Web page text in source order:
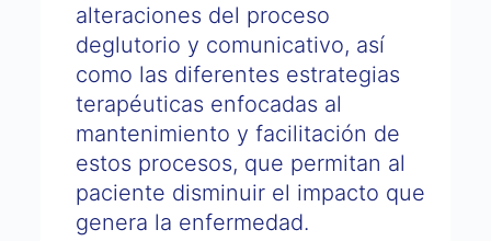
alteraciones del proceso
deglutorio y comunicativo, así
como las diferentes estrategias
terapéuticas enfocadas al
mantenimiento y facilitación de
estos procesos, que permitan al
paciente disminuir el impacto que
genera la enfermedad.